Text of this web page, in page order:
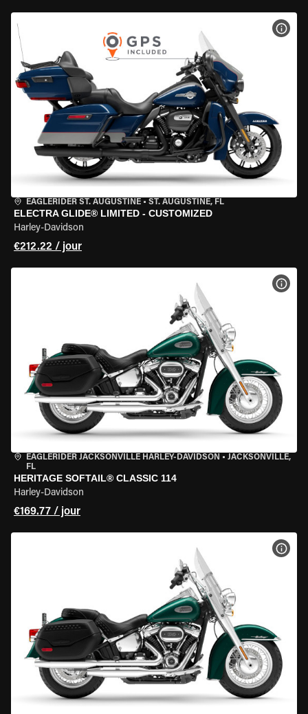
EAGLERIDER ST. AUGUSTINE • ST. AUGUSTINE, FL
ELECTRA GLIDE® LIMITED - CUSTOMIZED
Harley-Davidson
€212.22 / jour
EAGLERIDER JACKSONVILLE HARLEY-DAVIDSON • JACKSONVILLE,
FL
HERITAGE SOFTAIL® CLASSIC 114
Harley-Davidson
€169.77 / jour